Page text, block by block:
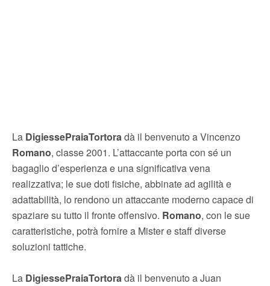
La DigiessePraiaTortoradà il benvenuto a Vincenzo
Romano, classe 2001. L’attaccante porta con sé un
bagaglio d’esperienza e una significativa vena
realizzativa; le sue doti fisiche, abbinate ad agilità e
adattabilità, lo rendono un attaccante moderno capace di
spaziare su tutto il fronte offensivo. Romano, con le sue
caratteristiche, potrà fornire a Mister e staff diverse
soluzioni tattiche.
​La DigiessePraiaTortoradà il benvenuto a Juan